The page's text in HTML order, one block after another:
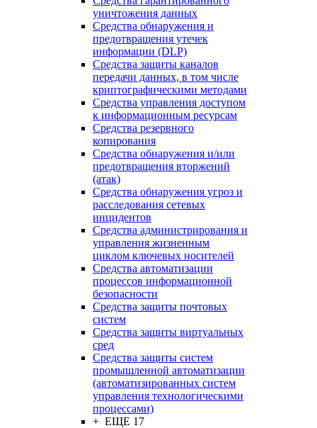
уничтожения данных
Средства обнаружения и
предотвращения утечек
информации (DLP)
Средства защиты каналов
передачи данных, в том числе
криптографическими методами
Средства управления доступом
к информационным ресурсам
Средства резервного
копирования
Средства обнаружения и/или
предотвращения вторжений
(атак)
Средства обнаружения угроз и
расследования сетевых
инцидентов
Средства администрирования и
управления жизненным
циклом ключевых носителей
Средства автоматизации
процессов информационной
безопасности
Средства защиты почтовых
систем
Средства защиты виртуальных
сред
Средства защиты систем
промышленной автоматизации
(автоматизированных систем
управления технологическими
процессами)
+ ЕЩЕ 17